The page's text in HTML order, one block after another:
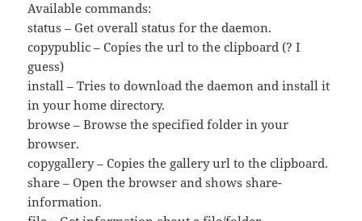
Available commands:
status – Get overall status for the daemon.
copypublic – Copies the url to the clipboard (? I
guess)
install – Tries to download the daemon and install it
in your home directory.
browse – Browse the specified folder in your
browser.
copygallery – Copies the gallery url to the clipboard.
share – Open the browser and shows share-
information.